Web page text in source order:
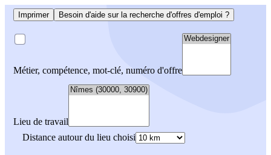
Imprimer Besoin d'aide sur la recherche d'offres d'emploi ?
Métier, compétence, mot-clé, numéro d'offre
Lieu de travail
Distance autour du lieu choisi